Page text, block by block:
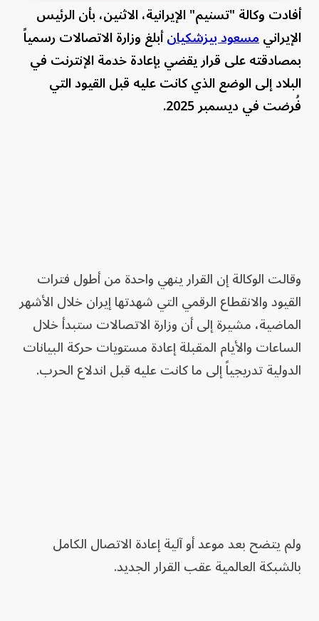
أفادت وكالة "تسنيم" الإيرانية، الاثنين، بأن الرئيس
الإيرانيمسعود بيزشكيانأبلغ وزارة الاتصالات رسمياً
بمصادقته على قرار يقضي بإعادة خدمة الإنترنت في
البلاد إلى الوضع الذي كانت عليه قبل القيود التي
فُرضت في ديسمبر 2025.
وقالت الوكالة إن القرار ينهي واحدة من أطول فترات
القيود والانقطاع الرقمي التي شهدتها إيران خلال الأشهر
الماضية، مشيرة إلى أن وزارة الاتصالات ستبدأ خلال
الساعات والأيام المقبلة إعادة مستويات حركة البيانات
الدولية تدريجياً إلى ما كانت عليه قبل اندلاع الحرب.
ولم يتضح بعد موعد أو آلية إعادة الاتصال الكامل
بالشبكة العالمية عقب القرار الجديد.